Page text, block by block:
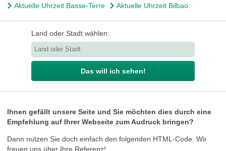
Aktuelle Uhrzeit Basse-Terre
Aktuelle Uhrzeit Bilbao
Land oder Stadt wählen:
Das will ich sehen!
Ihnen gefällt unsere Seite und Sie möchten dies durch eine
Empfehlung auf Ihrer Webseite zum Audruck bringen?
Dann nutzen Sie doch einfach den folgenden HTML-Code. Wir
freuen uns über Ihre Referenz!